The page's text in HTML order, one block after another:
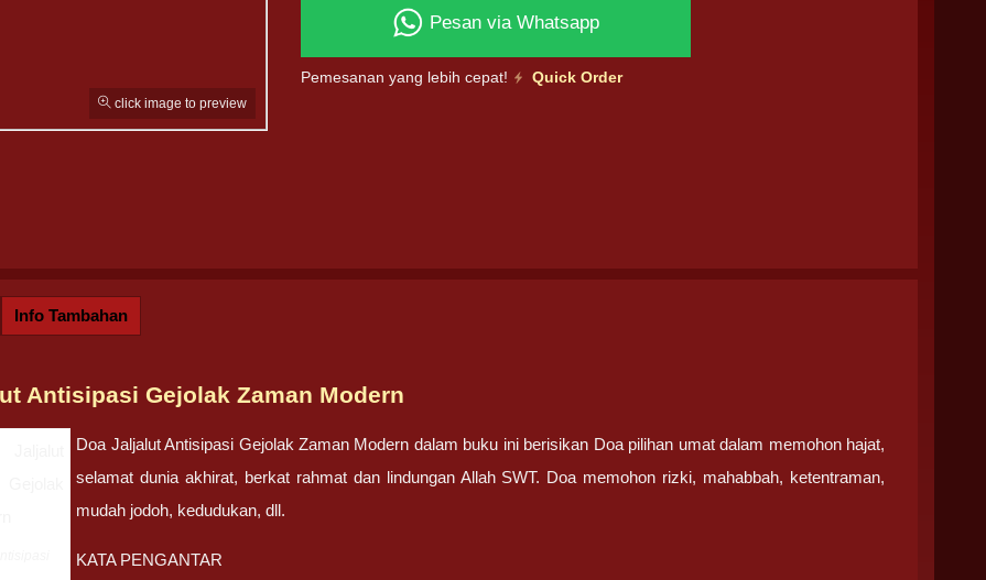
click image to preview
Pesan via Whatsapp
Pemesanan yang lebih cepat! Quick Order
Info Tambahan
Antisipasi Gejolak Zaman Modern
Doa Jaljalut Antisipasi Gejolak Zaman Modern dalam buku ini berisikan Doa pilihan umat dalam memohon hajat,
selamat dunia akhirat, berkat rahmat dan lindungan Allah SWT. Doa memohon rizki, mahabbah, ketentraman,
mudah jodoh, kedudukan, dll.
KATA PENGANTAR